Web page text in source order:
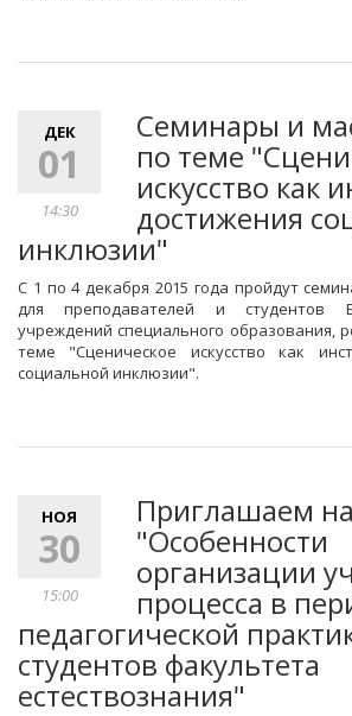
ДЕК
01
14:30
Семинары и
по теме
искусство как
достижения
инклюзии"
С 1 по 4 декабря 2015 года пройдут
для преподавателей и студентов
учреждений специального образования,
теме "Сценическое искусство как
социальной инклюзии".
НОЯ
30
15:00
Приглашаем
"Особенности
организации
процесса в
педагогической
студентов факультета
естествознания"